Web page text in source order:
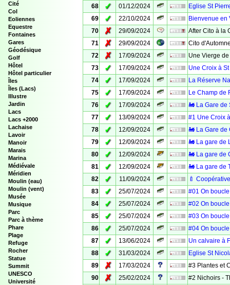
Cité
Col
Eoliennes
Equestre
Fontaines
Gares
Géodésique
Golf
Hôtel
Hôtel particulier
Îles
Îles (Lacs)
Illustre
Jardin
Lacs
Lacs +2000
Lachaise
Lavoir
Manoir
Marais
Marina
Médiévale
Méridien
Moulin (eau)
Moulin (vent)
Musée
Musique
Parc
Parc à thème
Phare
Plage
Refuge
Rocher
Statue
Summit
UNESCO
Université
68
✓ 01/12/2024
Eglise St
69
✓ 22/10/2024
Bienvenue en
70
✗ 29/09/2024
After Cito à la
71
✗ 29/09/2024
Cito
72
✗ 17/09/2024
Une Vierge
73
✓ 17/09/2024
Une Croix à
74
✓ 17/09/2024
La Réserve
75
✓ 17/09/2024
Le Champ de
76
✓ 17/09/2024
🚂 La Gare de
77
✓ 13/09/2024
#1 Une Croix
78
✓ 12/09/2024
🚂 La Gare de
79
✓ 12/09/2024
🚂 La gare de
80
✓ 12/09/2024
🚂 La gare de
81
✓ 12/09/2024
🚂 La gare de
82
✓ 11/09/2024
🍼
83
✓ 25/07/2024
#01 On
84
✓ 25/07/2024
#02 On
85
✓ 25/07/2024
#03 On
86
✓ 25/07/2024
#04 On
87
✓ 13/06/2024
Un calvaire à
88
✓ 31/03/2024
Eglise St
89
✗ 17/03/2024
#3 Plantes et
90
✗ 25/02/2024
#2 Nichoirs -